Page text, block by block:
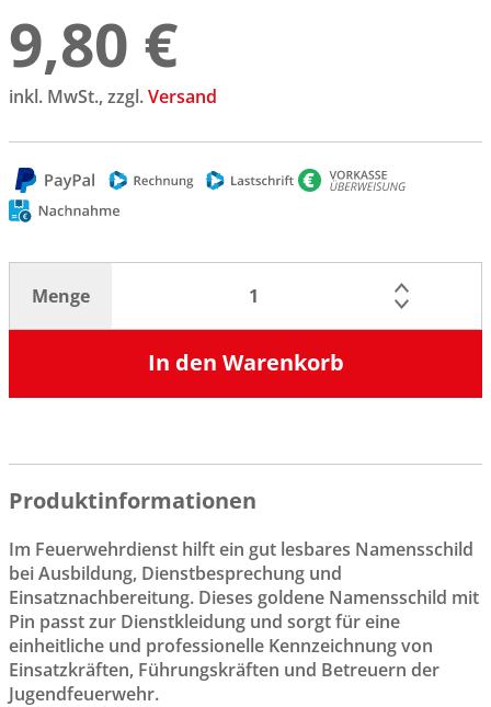
9,80 €
inkl. MwSt., zzgl.Versand
Menge
In den Warenkorb
Produktinformationen
Im Feuerwehrdienst hilft ein gut lesbares Namensschild
bei Ausbildung, Dienstbesprechung und
Einsatznachbereitung. Dieses goldene Namensschild mit
Pin passt zur Dienstkleidung und sorgt für eine
einheitliche und professionelle Kennzeichnung von
Einsatzkräften, Führungskräften und Betreuern der
Jugendfeuerwehr.